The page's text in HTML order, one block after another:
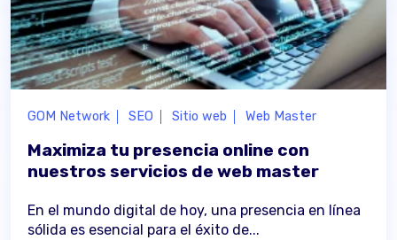
GOM Network SEO Sitio web Web Master
Maximiza tu presencia online con
nuestros servicios de web master
En el mundo digital de hoy, una presencia en línea
sólida es esencial para el éxito de...